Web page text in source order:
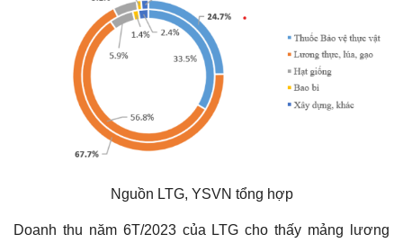
Nguồn LTG, YSVN tổng hợp
Doanh thu năm 6T/2023 của LTG cho thấy mảng lương